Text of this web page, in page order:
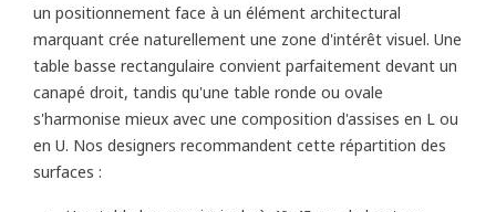
un positionnement face à un élément architectural
marquant crée naturellement une zone d'intérêt visuel. Une
table basse rectangulaire convient parfaitement devant un
canapé droit, tandis qu'une table ronde ou ovale
s'harmonise mieux avec une composition d'assises en L ou
en U. Nos designers recommandent cette répartition des
surfaces :